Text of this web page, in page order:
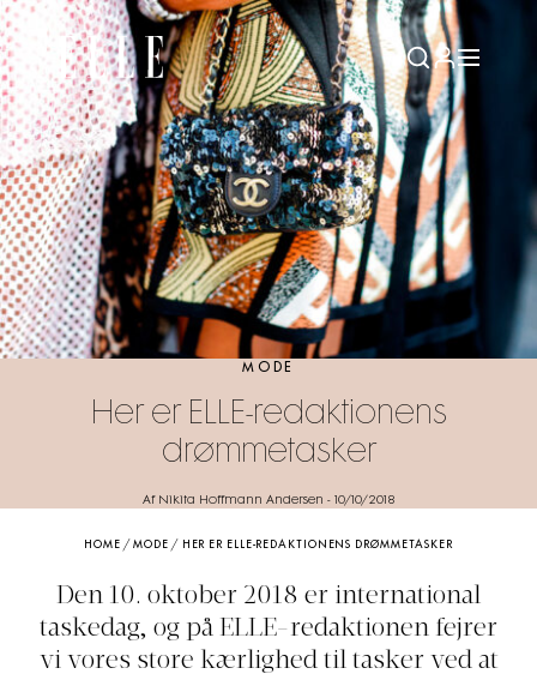
MODE
Her er ELLE-redaktionens
drømmetasker
Af Nikita Hoffmann Andersen - 10/10/2018
HOME /MODE / HER ER ELLE-REDAKTIONENS DRØMMETASKER
Den 10. oktober 2018 er international
taskedag, og på ELLE-redaktionen fejrer
vi vores store kærlighed til tasker ved at